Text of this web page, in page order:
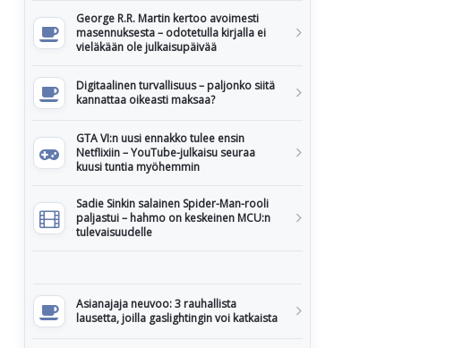
George R.R. Martin kertoo avoimesti
masennuksesta – odotetulla kirjalla ei
vieläkään ole julkaisupäivää
Digitaalinen turvallisuus – paljonko siitä
kannattaa oikeasti maksaa?
GTA VI:n uusi ennakko tulee ensin
Netflixiin – YouTube-julkaisu seuraa
kuusi tuntia myöhemmin
Sadie Sinkin salainen Spider-Man-rooli
paljastui – hahmo on keskeinen MCU:n
tulevaisuudelle
Asianajaja neuvoo: 3 rauhallista
lausetta, joilla gaslightingin voi katkaista